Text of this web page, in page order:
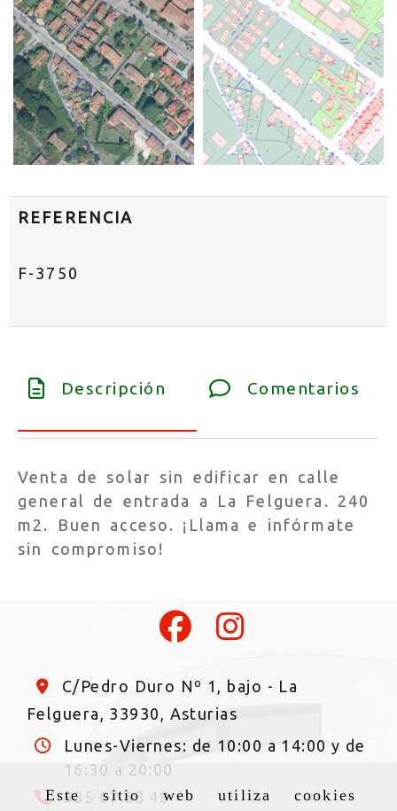
Este sitio web utiliza cookies
REFERENCIA
F-3750
Descripción Comentarios
Venta de solar sin edificar en calle
general de entrada a La Felguera. 240
m2. Buen acceso. ¡Llama e infórmate
sin compromiso!
C/Pedro Duro Nº 1, bajo - La
Felguera, 33930, Asturias
Lunes-Viernes: de 10:00 a 14:00 y de
16:30 a 20:00
985 67 63 48